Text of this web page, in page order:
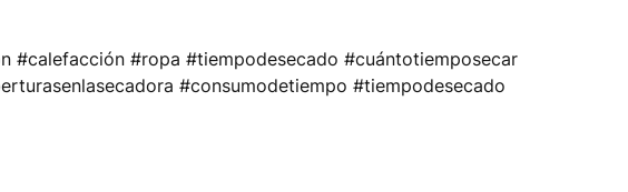
#calefacción #ropa #tiempodesecado #cuántotiemposecar
#consumodetiempo #tiempodesecado